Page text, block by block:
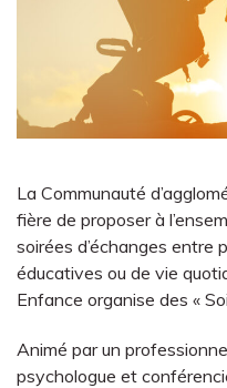
La Communauté
fière de proposer à
soirées d’échanges entre
éducatives ou de vie
Enfance organise des «
Animé par un
psychologue et